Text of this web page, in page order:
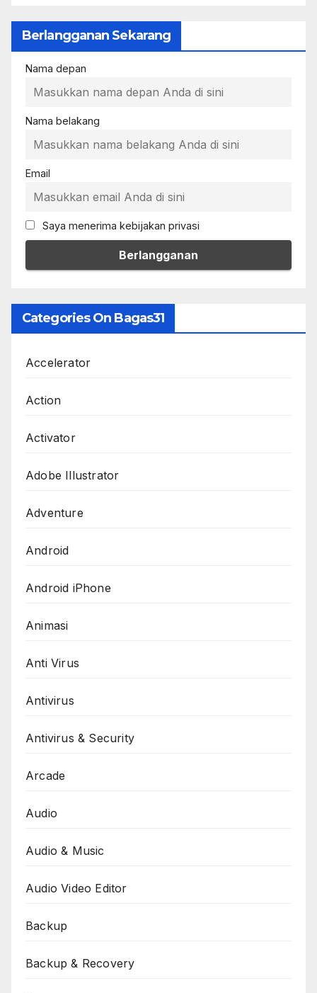
Berlangganan Sekarang
Nama depan
Nama belakang
Email
Saya menerima kebijakan privasi
Categories On Bagas31
Accelerator
Action
Activator
Adobe Illustrator
Adventure
Android
Android iPhone
Animasi
Anti Virus
Antivirus
Antivirus & Security
Arcade
Audio
Audio & Music
Audio Video Editor
Backup
Backup & Recovery